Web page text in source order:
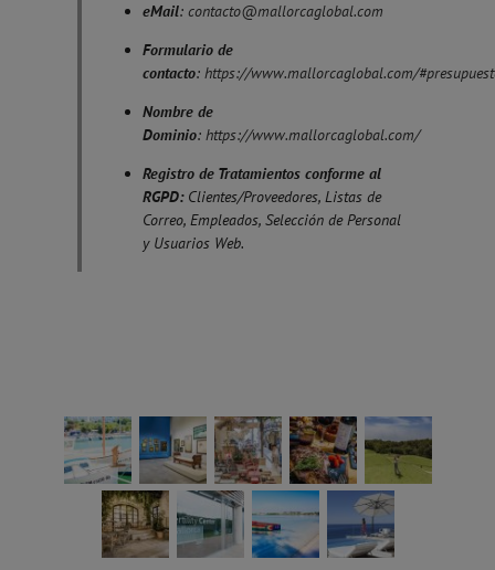
eMail: contacto@mallorcaglobal.com
Formulario de
contacto: https://www.mallorcaglobal.com/
Nombre de
Dominio: https://www.mallorcaglobal.com/
Registro de Tratamientos conforme al
RGPD:Clientes/Proveedores, Listas de
Correo, Empleados, Selección de Personal
y Usuarios Web.